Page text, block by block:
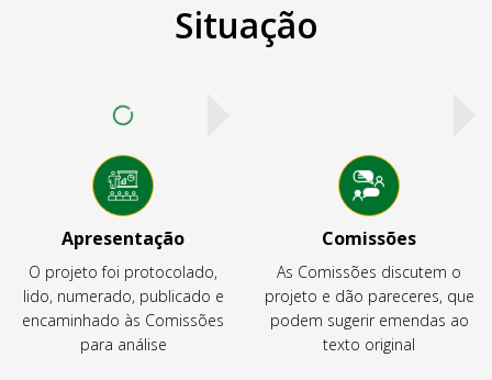
Situação
Apresentação
O projeto foi protocolado,
lido, numerado, publicado e
encaminhado às Comissões
para análise
Comissões
As Comissões discutem o
projeto e dão pareceres, que
podem sugerir emendas ao
texto original